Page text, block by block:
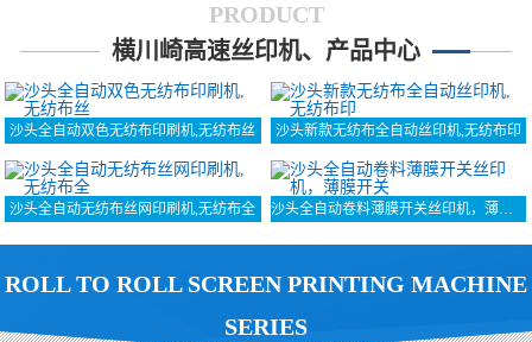
PRODUCT
横川崎高速丝印机、产品中心
沙头全自动双色无纺布印刷机,无纺布丝 沙头新款无纺布全自动丝印机,无纺布印
沙头全自动无纺布丝网印刷机,无纺布全 沙头全自动卷料薄膜开关丝印机，薄膜开关
ROLL TO ROLL SCREEN PRINTING MACHINE
SERIES